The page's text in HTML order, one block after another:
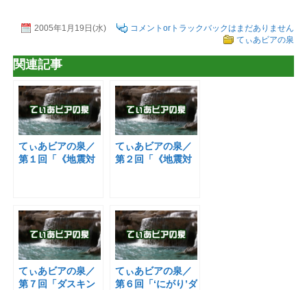
2005年1月19日(水)
コメントorトラックバックはまだありません
てぃあビアの泉
関連記事
てぃあビアの泉／
第１回「《地震対
てぃあビアの泉／
第２回「《地震対
てぃあビアの泉／
第７回「ダスキン
てぃあビアの泉／
第６回「‘にがり’ダ